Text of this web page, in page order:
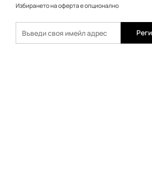
Избирането на оферта е опционално